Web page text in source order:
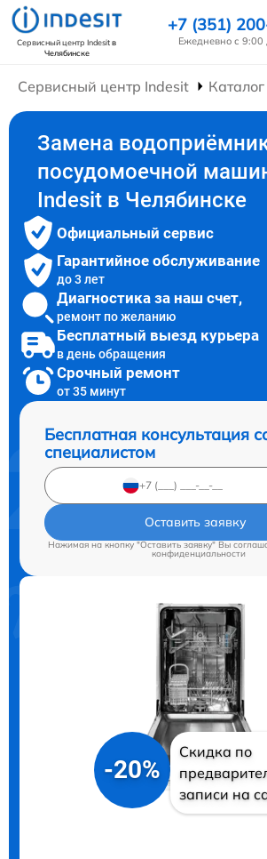
Сервисный центр Indesitв
Челябинске
+7 (351)
Ежедневно с 9:00
Сервисный центр Indesit
Замена
посудомоечной
Indesit в Челябинске
Официальный сервис
Гарантийное обслуживание
до 3 лет
Диагностика за наш счет,
ремонт по желанию
Бесплатный выезд курьера
в день обращения
Срочный ремонт
от 35 минут
Бесплатная консультация
специалистом
Оставить заявку
Нажимая на кнопку "Оставить заявку" Вы
конфиденциальности
-20%
Скидка по
записи на